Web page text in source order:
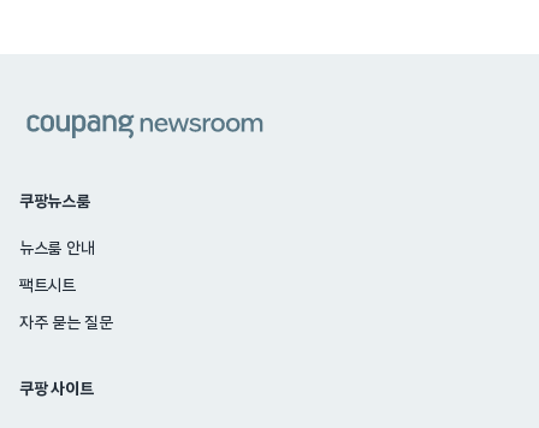
쿠팡뉴스룸
뉴스룸 안내
팩트시트
자주 묻는 질문
쿠팡 사이트